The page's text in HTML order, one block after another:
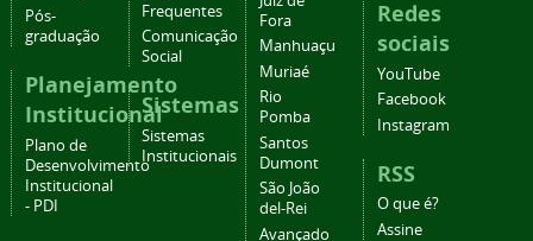
Pós-
graduação
Planejamento
Institucional
Plano de
Desenvolvimento
Institucional
- PDI
Frequentes
Comunicação
Social
Sistemas
Sistemas
Institucionais
Fora
Manhuaçu
Muriaé
Rio
Pomba
Santos
Dumont
São João
del-Rei
Avançado
Redes
sociais
YouTube
Facebook
Instagram
RSS
O que é?
Assine